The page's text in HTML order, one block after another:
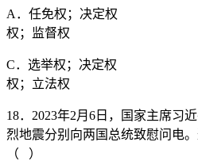
A．任免权；决
权；监督权
C．选举权；决
权；立法权
18．2023年2月6日，国家主席习
烈地震分别向两国总统致慰问电
（ ）